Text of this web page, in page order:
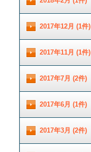
2017年12月 (1件)
2017年11月 (1件)
2017年7月 (2件)
2017年6月 (1件)
2017年3月 (2件)